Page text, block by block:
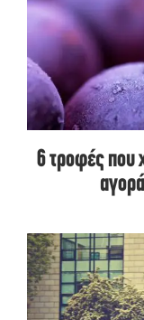
6 τροφές που